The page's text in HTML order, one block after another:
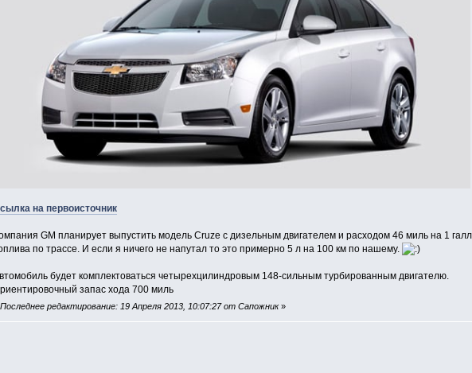
на первоисточник
GM планирует выпустить модель Cruze с дизельным двигателем и расходом 46 миль на 1
по трассе. И если я ничего не напутал то это примерно 5 л на 100 км по нашему.
будет комплектоваться четырехцилиндровым 148-сильным турбированным двигателю.
запас хода 700 миль
Последнее редактирование: 19 Апреля 2013, 10:07:27 от Сапожник»